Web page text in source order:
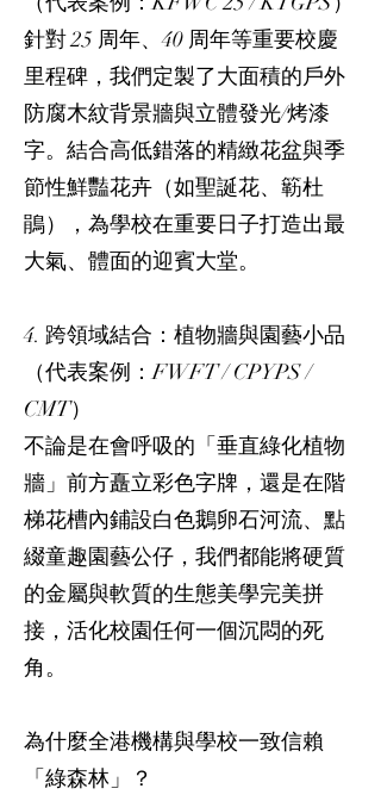
針對 25 周年、40 周年等重要校慶
里程碑，我們定製了大面積的戶外
防腐木紋背景牆與立體發光/烤漆
字。結合高低錯落的精緻花盆與季
節性鮮豔花卉（如聖誕花、簕杜
鵑），為學校在重要日子打造出最
大氣、體面的迎賓大堂。
4. 跨領域結合：植物牆與園藝小品
（代表案例：FWFT / CPYPS /
CMT）
不論是在會呼吸的「垂直綠化植物
牆」前方矗立彩色字牌，還是在階
梯花槽內鋪設白色鵝卵石河流、點
綴童趣園藝公仔，我們都能將硬質
的金屬與軟質的生態美學完美拼
接，活化校園任何一個沉悶的死
角。
為什麼全港機構與學校一致信賴
「綠森林」？